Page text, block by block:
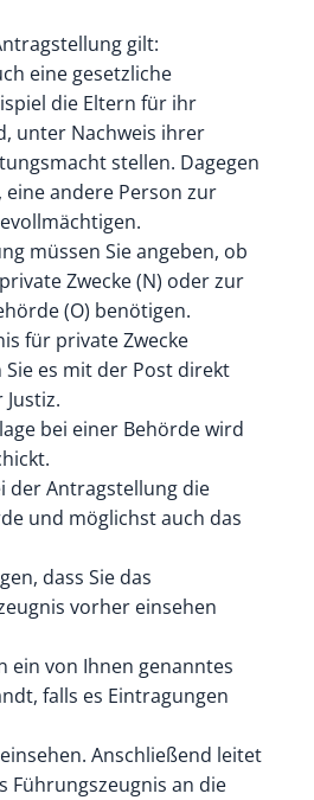
gilt:
eine gesetzliche
die Eltern für ihr
unter Nachweis ihrer
stellen. Dagegen
andere Person zur
müssen Sie angeben, ob
Zwecke (N) oder zur
(O) benötigen.
für private Zwecke
es mit der Post direkt
bei einer Behörde wird
der Antragstellung die
und möglichst auch das
dass Sie das
vorher einsehen
ein von Ihnen genanntes
falls es Eintragungen
Anschließend leitet
Führungszeugnis an die